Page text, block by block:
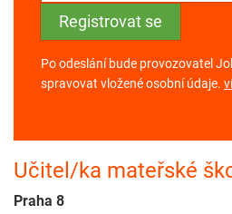
Po odeslání bude provozovatel
spravovat vložené osobní údaje.
Učitel/ka mateřské
Praha 8